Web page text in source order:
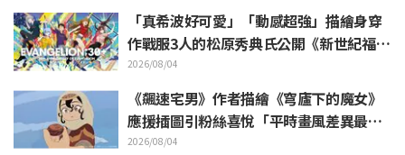
「真希波好可愛」「動感超強」描繪身穿
作戰服3人的松原秀典氏公開《新世紀福音
戰士》美麗手繪插圖引發反響
2026/08/04
《飆速宅男》作者描繪《穹廬下的魔女》
應援插圖引粉絲喜悅「平時畫風差異最大
的人畫出來就是這樣」
2026/08/04